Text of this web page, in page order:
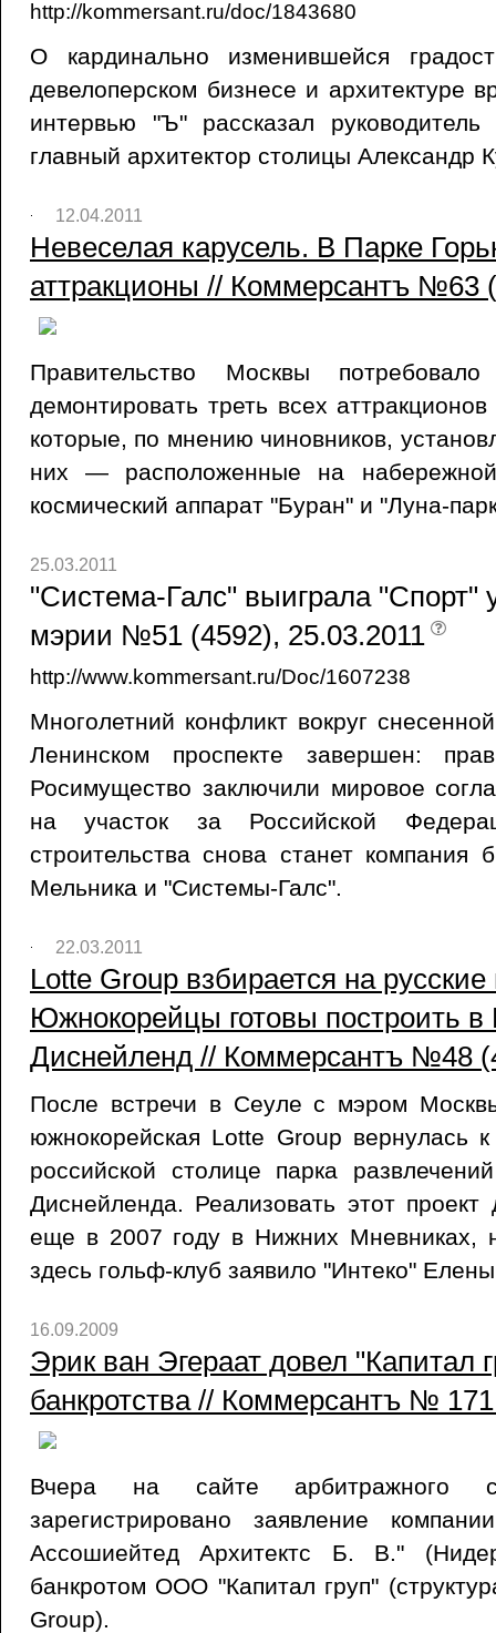
http://kommersant.ru/doc/1843680
О кардинально изменившейся
девелоперском бизнесе и архитектуре
интервью "Ъ" рассказал
главный архитектор столицы Александр
12.04.2011
Невеселая карусель. В Парке
аттракционы // Коммерсантъ №63
Правительство Москвы
демонтировать треть всех
которые, по мнению чиновников,
них — расположенные на набережной
космический аппарат "Буран" и "Луна-
25.03.2011
"Система-Галс" выиграла "Спорт"
мэрии №51 (4592), 25.03.2011
http://www.kommersant.ru/Doc/1607238
Многолетний конфликт вокруг
Ленинском проспекте завершен:
Росимущество заключили мировое
на участок за Российской
строительства снова станет компания
Мельника и "Системы-Галс".
22.03.2011
Lotte Group взбирается на русские
Южнокорейцы готовы построить в
Диснейленд // Коммерсантъ №48
После встречи в Сеуле с мэром
южнокорейская Lotte Group вернулась
российской столице парка
Диснейленда. Реализовать этот проект
еще в 2007 году в Нижних Мневниках,
здесь гольф-клуб заявило "Интеко"
16.09.2009
Эрик ван Эгераат довел "Капитал
банкротства // Коммерсантъ №
Вчера на сайте арбитражного
зарегистрировано заявление
Ассошиейтед Архитектс Б. В."
банкротом ООО "Капитал груп"
Group).